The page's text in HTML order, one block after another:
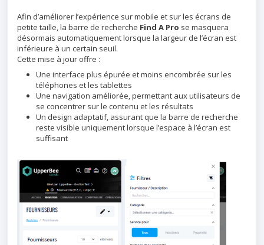
Afin d’améliorer l’expérience sur mobile et sur les écrans de
petite taille, la barre de recherche Find A Pro se masquera
désormais automatiquement lorsque la largeur de l’écran est
inférieure à un certain seuil.
Cette mise à jour offre :
Une interface plus épurée et moins encombrée sur les
téléphones et les tablettes
Une navigation améliorée, permettant aux utilisateurs de
se concentrer sur le contenu et les résultats
Un design adaptatif, assurant que la barre de recherche
reste visible uniquement lorsque l’espace à l’écran est
suffisant